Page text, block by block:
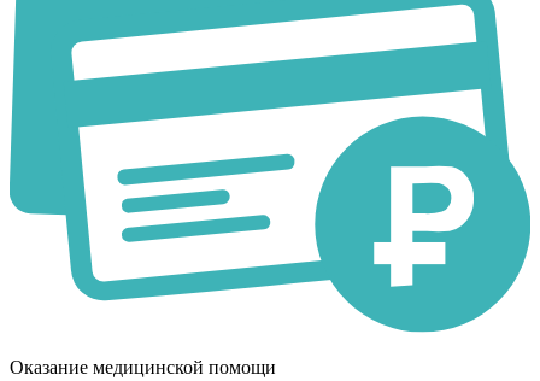
Оказание медицинской помощи